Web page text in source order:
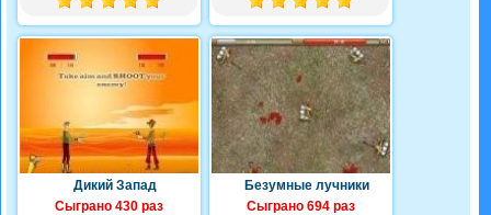
Дикий Запад
Сыграно 430 раз
Безумные лучники
Сыграно 694 раз